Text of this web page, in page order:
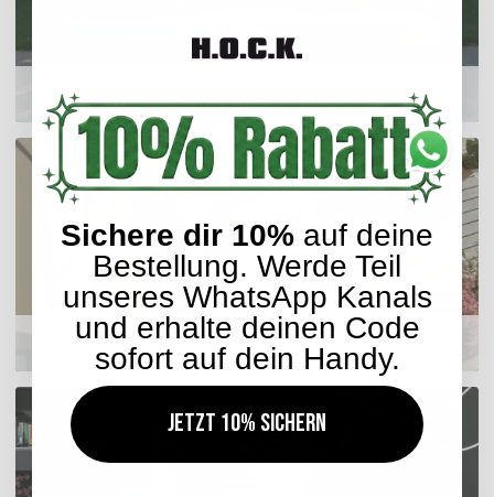
Sitzkissen
Sichere dir 10% auf deine
Bestellung. Werde Teil
unseres WhatsApp Kanals
und erhalte deinen Code
sofort auf dein Handy.
Jetzt 10% sichern